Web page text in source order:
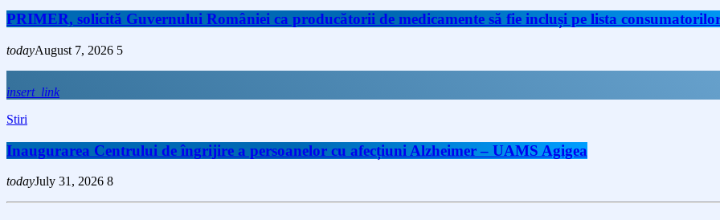
PRIMER, solicită Guvernului României ca producătorii de medicamente să fie incluși pe lista
todayAugust 7, 2026 5
insert_link
Stiri
Inaugurarea Centrului de îngrijire a persoanelor cu afecțiuni Alzheimer – UAMS Agigea
todayJuly 31, 2026 8